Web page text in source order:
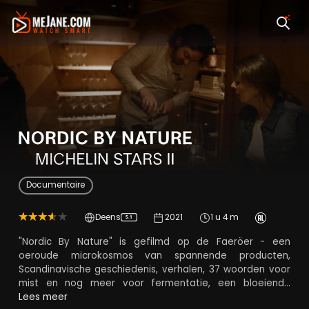
Nordic by Nature:
Documentaire
Deens 5.1 2021 1 u 4 m
"Nordic By Nature" is gefilmd op de Faeröer - een
oeroude microkosmos van spannende producten,
Scandinavische geschiedenis, verhalen, 37 woorden voor
mist en nog meer voor fermentatie, een bloeiende
visindustrie, prachtige watervallen, excentrieke
Lees meer